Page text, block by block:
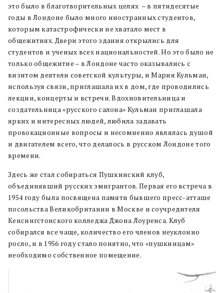
это было в благотворительных целях – в пятидесятые
годы в Лондоне было много иностранных студентов,
которым катастрофически не хватало мест в
общежитиях. Двери этого здания открылись для
студентов и ученых всех национальностей. Но это было не
только общежитие – в Лондоне часто оказывались с
визитом деятели советской культуры, и Мария Кульман,
используя связи, приглашала их в дом, где проводились
лекции, концерты и встречи. Вдохновительница и
создательница «русского салона» Кульман приглашала
ярких и интересных людей, любила задавать
провокационные вопросы и несомненно являлась душой
и двигателем всего, что делалось в русском Лондоне того
времени.
Здесь же стал собираться Пушкинский клуб,
объединявший русских эмигрантов. Первая его встреча в
1954 году была посвящена памяти бывшего пресс-атташе
посольства Великобритании в Москве и соучредителя
Кенсингстонского колледжа Джона Лоуренса. Клуб
собирался все чаще, количество его членов неуклонно
росло, и в 1956 году стало понятно, что «пушкинцам»
необходимо собственное помещение.